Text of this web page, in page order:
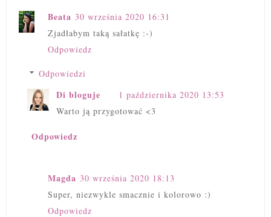
Beata 30 września 2020 16:31
Zjadłabym taką sałatkę :-)
Odpowiedz
Odpowiedzi
Di bloguje
1 października 2020 13:53
Warto ją przygotować <3
Odpowiedz
Magda 30 września 2020 18:13
Super, niezwykle smacznie i kolorowo :)
Odpowiedz